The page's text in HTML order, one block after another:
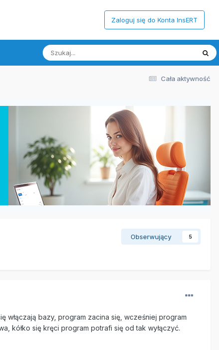
Zaloguj się do Konta InsERT
Cała aktywność
Obserwujący 5
bazy, program zacina się, wcześniej program
kółko się kręci program potrafi się od tak wyłączyć.